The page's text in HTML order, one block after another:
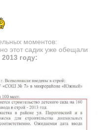
моментов:
этот садик уже обещали
2013 году: